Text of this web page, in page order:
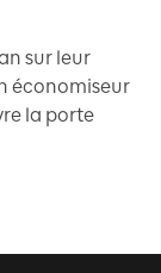
sur leur
économiseur
la porte